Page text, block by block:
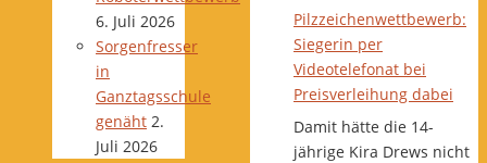
6. Juli 2026
Sorgenfresser
in
Ganztagsschule
genäht 2.
Juli 2026
Pilzzeichenwettbewerb:
Siegerin per
Videotelefonat bei
Preisverleihung dabei
Damit hätte die 14-
jährige Kira Drews nicht